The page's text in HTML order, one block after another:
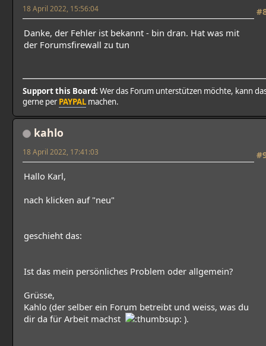
18 April 2022, 15:56:04
Danke, der Fehler ist bekannt - bin dran. Hat was mit
der Forumsfirewall zu tun
Support this Board: Wer das Forum unterstützen möchte, kann
gerne perPAYPAL machen.
kahlo
18 April 2022, 17:41:03
Hallo Karl,
nach klicken auf "neu"
geschieht das:
Ist das mein persönliches Problem oder allgemein?
Grüsse,
Kahlo (der selber ein Forum betreibt und weiss, was du
dir da für Arbeit machst
).